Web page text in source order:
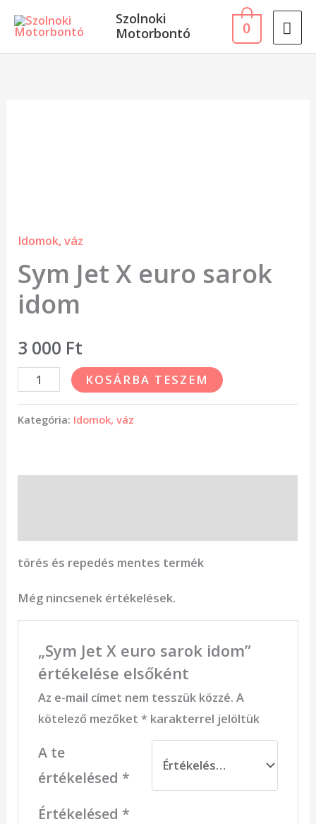
content
Szolnoki
Motorbontó
0
Idomok, váz
Sym Jet X euro sarok
idom
3 000 Ft
mennyiség
KOSÁRBA TESZEM
Kategória: Idomok, váz
törés és repedés mentes termék
Még nincsenek értékelések.
„Sym Jet X euro sarok idom”
értékelése elsőként
Az e-mail címet nem tesszük közzé. A
kötelező mezőket *karakterrel jelöltük
A te
értékelésed *
Értékelésed *